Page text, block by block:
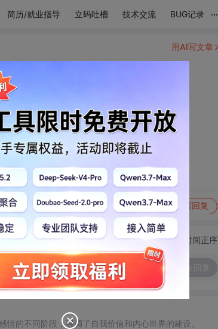
简历/就业指导 立码吐槽 技术交流 BUG记录 ...
里坠落。
举报 写回复
用AI写文章
切换为时间正序
的不同阶段，强调了自我价值和内心世界的建设。